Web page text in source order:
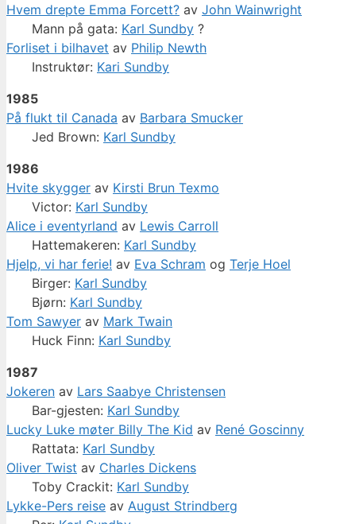
Hvem drepte Emma Forcett? av John Wainwright
Mann på gata: Karl Sundby ?
Forliset i bilhavet av Philip Newth
Instruktør: Kari Sundby
1985
På flukt til Canada av Barbara Smucker
Jed Brown: Karl Sundby
1986
Hvite skygger av Kirsti Brun Texmo
Victor: Karl Sundby
Alice i eventyrland av Lewis Carroll
Hattemakeren: Karl Sundby
Hjelp, vi har ferie! av Eva Schram og Terje Hoel
Birger: Karl Sundby
Bjørn: Karl Sundby
Tom Sawyer av Mark Twain
Huck Finn: Karl Sundby
1987
Jokeren av Lars Saabye Christensen
Bar-gjesten: Karl Sundby
Lucky Luke møter Billy The Kid av René Goscinny
Rattata: Karl Sundby
Oliver Twist av Charles Dickens
Toby Crackit: Karl Sundby
Lykke-Pers reise av August Strindberg